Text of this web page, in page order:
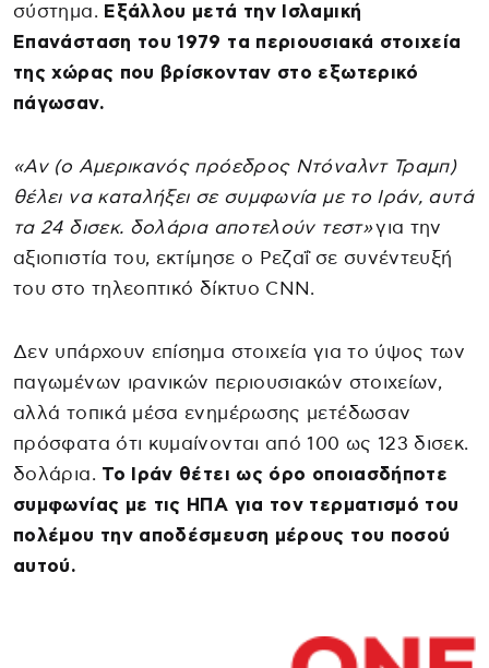
σύστημα. Εξάλλου μετά την Ισλαμική
Επανάσταση του 1979 τα περιουσιακά στοιχεία
της χώρας που βρίσκονταν στο εξωτερικό
πάγωσαν.
«Αν (ο Αμερικανός πρόεδρος Ντόναλντ Τραμπ)
θέλει να καταλήξει σε συμφωνία με το Ιράν, αυτά
τα 24 δισεκ. δολάρια αποτελούν τεστ»για την
αξιοπιστία του, εκτίμησε ο Ρεζαΐ σε συνέντευξή
του στο τηλεοπτικό δίκτυο CNN.
Δεν υπάρχουν επίσημα στοιχεία για το ύψος των
παγωμένων ιρανικών περιουσιακών στοιχείων,
αλλά τοπικά μέσα ενημέρωσης μετέδωσαν
πρόσφατα ότι κυμαίνονται από 100 ως 123 δισεκ.
δολάρια. Το Ιράν θέτει ως όρο οποιασδήποτε
συμφωνίας με τις ΗΠΑ για τον τερματισμό του
πολέμου την αποδέσμευση μέρους του ποσού
αυτού.